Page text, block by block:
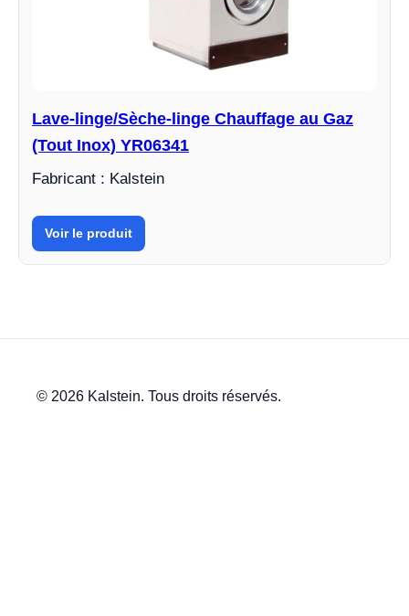
Lave-linge/Sèche-linge Chauffage au Gaz
(Tout Inox) YR06341
Fabricant : Kalstein
Voir le produit
© 2026 Kalstein. Tous droits réservés.